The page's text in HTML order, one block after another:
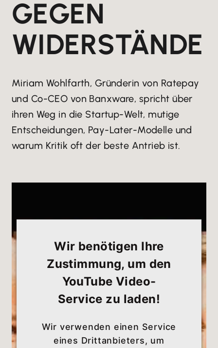
GEGEN
WIDERSTÄNDE
Miriam Wohlfarth, Gründerin von Ratepay
und Co-CEO von Banxware, spricht über
ihren Weg in die Startup-Welt, mutige
Entscheidungen, Pay-Later-Modelle und
warum Kritik oft der beste Antrieb ist.
Wir benötigen Ihre
Zustimmung, um den
YouTube Video-
Service zu laden!
Wir verwenden einen Service
eines Drittanbieters, um